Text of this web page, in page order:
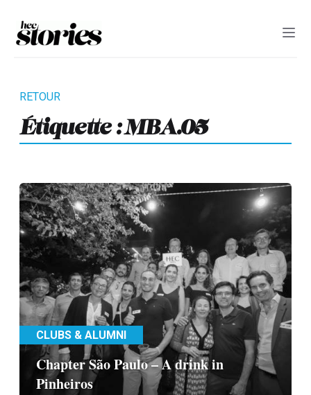
Étiquette : MBA.05
CLUBS & ALUMNI
Chapter São Paulo – A drink in
Pinheiros